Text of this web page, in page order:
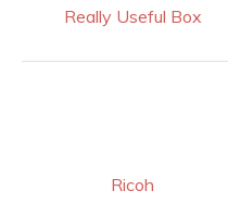
Really Useful Box
Ricoh